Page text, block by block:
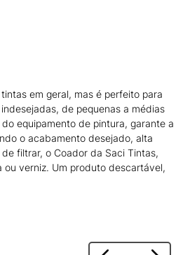
em geral, mas é perfeito para
de pequenas a médias
equipamento de pintura, garante a
o acabamento desejado, alta
filtrar, o Coador da Saci Tintas,
verniz. Um produto descartável,